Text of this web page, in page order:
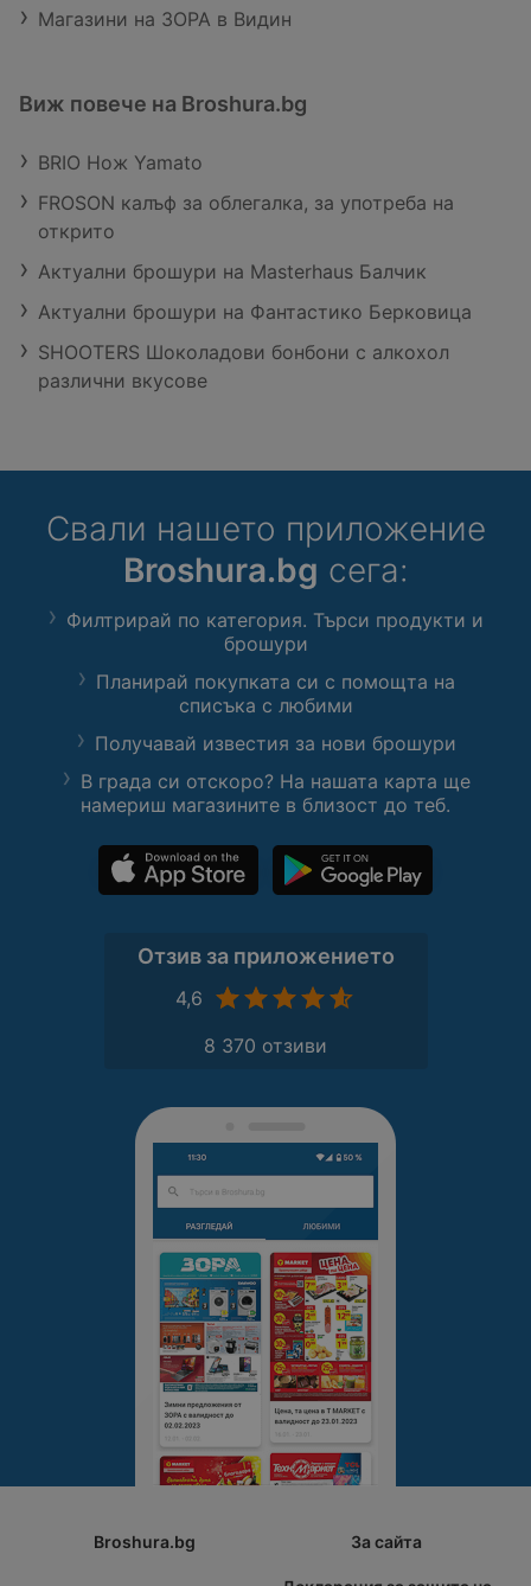
Магазини на ЗОРА в Видин
Виж повече на Broshura.bg
BRIO Нож Yamato
FROSON калъф за облегалка, за употреба на
открито
Актуални брошури на Masterhaus Балчик
Актуални брошури на Фантастико Берковица
SHOOTERS Шоколадови бонбони с алкохол
различни вкусове
Свали нашето приложение
Broshura.bg сега:
Филтрирай по категория. Търси продукти и
брошури
Планирай покупката си с помощта на
списъка с любими
Получавай известия за нови брошури
В града си отскоро? На нашата карта ще
намериш магазините в близост до теб.
Отзив за приложението
4,6
8 370 отзиви
Broshura.bg За сайта